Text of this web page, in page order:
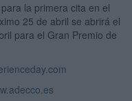
la primera cita en el
25 de abril se abrirá el
para el Gran Premio de